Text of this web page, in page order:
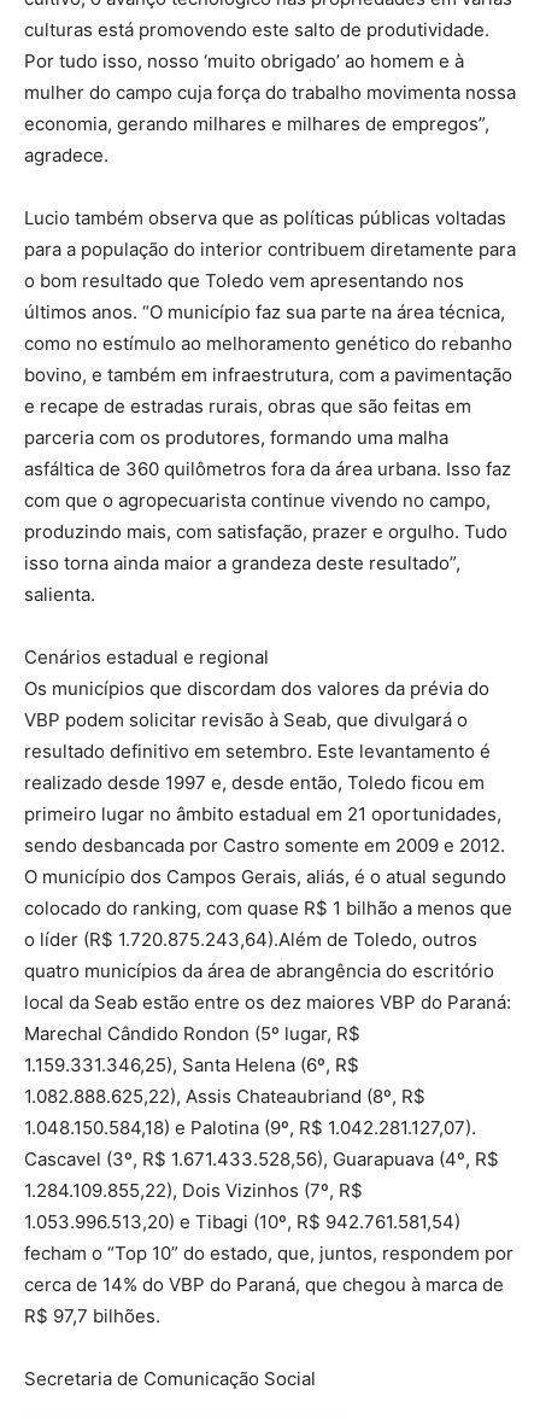
culturas está promovendo este salto de produtividade.
Por tudo isso, nosso ‘muito obrigado’ ao homem e à
mulher do campo cuja força do trabalho movimenta nossa
economia, gerando milhares e milhares de empregos”,
agradece.
Lucio também observa que as políticas públicas voltadas
para a população do interior contribuem diretamente para
o bom resultado que Toledo vem apresentando nos
últimos anos. “O município faz sua parte na área técnica,
como no estímulo ao melhoramento genético do rebanho
bovino, e também em infraestrutura, com a pavimentação
e recape de estradas rurais, obras que são feitas em
parceria com os produtores, formando uma malha
asfáltica de 360 quilômetros fora da área urbana. Isso faz
com que o agropecuarista continue vivendo no campo,
produzindo mais, com satisfação, prazer e orgulho. Tudo
isso torna ainda maior a grandeza deste resultado”,
salienta.
Cenários estadual e regional
Os municípios que discordam dos valores da prévia do
VBP podem solicitar revisão à Seab, que divulgará o
resultado definitivo em setembro. Este levantamento é
realizado desde 1997 e, desde então, Toledo ficou em
primeiro lugar no âmbito estadual em 21 oportunidades,
sendo desbancada por Castro somente em 2009 e 2012.
O município dos Campos Gerais, aliás, é o atual segundo
colocado do ranking, com quase R$ 1 bilhão a menos que
o líder (R$ 1.720.875.243,64).Além de Toledo, outros
quatro municípios da área de abrangência do escritório
local da Seab estão entre os dez maiores VBP do Paraná:
Marechal Cândido Rondon (5º lugar, R$
1.159.331.346,25), Santa Helena (6º, R$
1.082.888.625,22), Assis Chateaubriand (8º, R$
1.048.150.584,18) e Palotina (9º, R$ 1.042.281.127,07).
Cascavel (3º, R$ 1.671.433.528,56), Guarapuava (4º, R$
1.284.109.855,22), Dois Vizinhos (7º, R$
1.053.996.513,20) e Tibagi (10º, R$ 942.761.581,54)
fecham o “Top 10” do estado, que, juntos, respondem por
cerca de 14% do VBP do Paraná, que chegou à marca de
R$ 97,7 bilhões.
Secretaria de Comunicação Social